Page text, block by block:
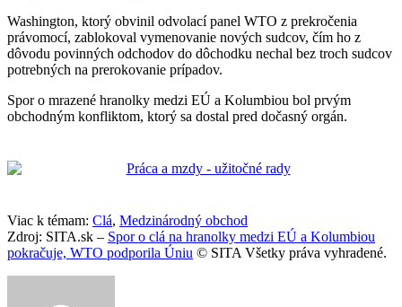
Washington, ktorý obvinil odvolací panel WTO z prekročenia
právomocí, zablokoval vymenovanie nových sudcov, čím ho z
dôvodu povinných odchodov do dôchodku nechal bez troch sudcov
potrebných na prerokovanie prípadov.
Spor o mrazené hranolky medzi EÚ a Kolumbiou bol prvým
obchodným konfliktom, ktorý sa dostal pred dočasný orgán.
Viac k témam: Clá, Medzinárodný obchod
Zdroj: SITA.sk – Spor o clá na hranolky medzi EÚ a Kolumbiou
pokračuje, WTO podporila Úniu © SITA Všetky práva vyhradené.